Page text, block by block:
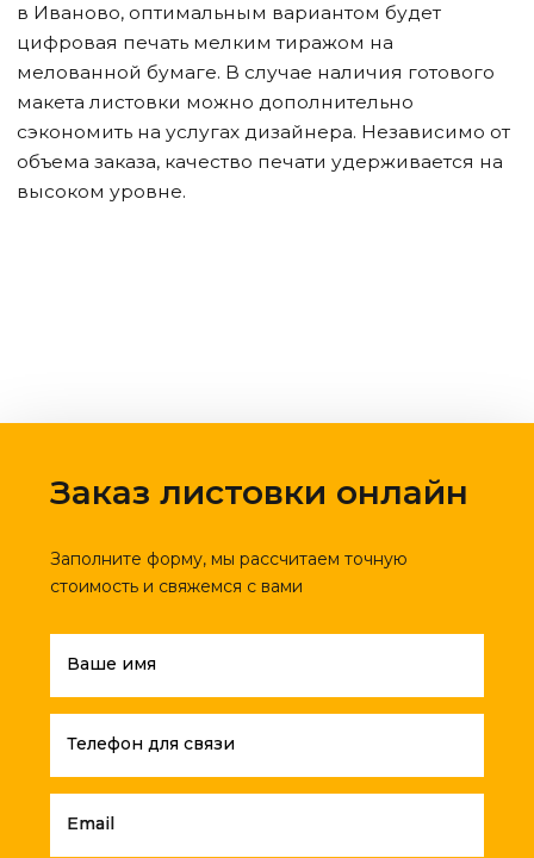
в Иваново, оптимальным вариантом будет
цифровая печать мелким тиражом на
мелованной бумаге. В случае наличия готового
макета листовки можно дополнительно
сэкономить на услугах дизайнера. Независимо от
объема заказа, качество печати удерживается на
высоком уровне.
Заказ листовки онлайн
Заполните форму, мы рассчитаем точную
стоимость и свяжемся с вами
Ваше имя
Телефон для связи
Email